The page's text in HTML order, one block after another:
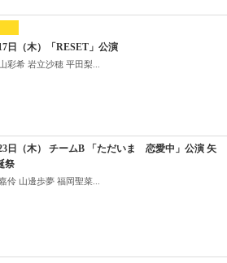
日（木）「RESET」公演
彩希 岩立沙穂 平田梨...
日（木） チームB 「ただいま 恋愛中」公演 矢
祭
伶 山邊歩夢 福岡聖菜...